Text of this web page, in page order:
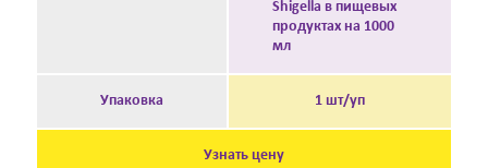
Shigella в пищевых
продуктах на 1000
мл
Упаковка 1 шт/уп
Узнать цену